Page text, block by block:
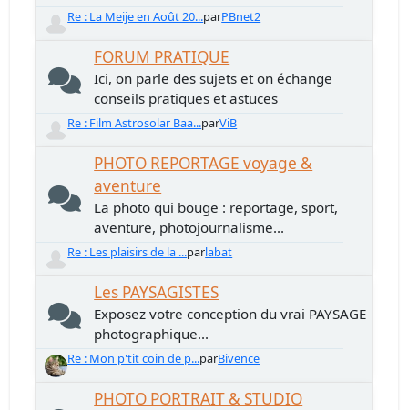
Re : La Meije en Août 20...parPBnet2
FORUM PRATIQUE
Ici, on parle des sujets et on échange
conseils pratiques et astuces
Re : Film Astrosolar Baa...parViB
PHOTO REPORTAGE voyage &
aventure
La photo qui bouge : reportage, sport,
aventure, photojournalisme...
Re : Les plaisirs de la ...parlabat
Les PAYSAGISTES
Exposez votre conception du vrai PAYSAGE
photographique...
Re : Mon p'tit coin de p...parBivence
PHOTO PORTRAIT & STUDIO